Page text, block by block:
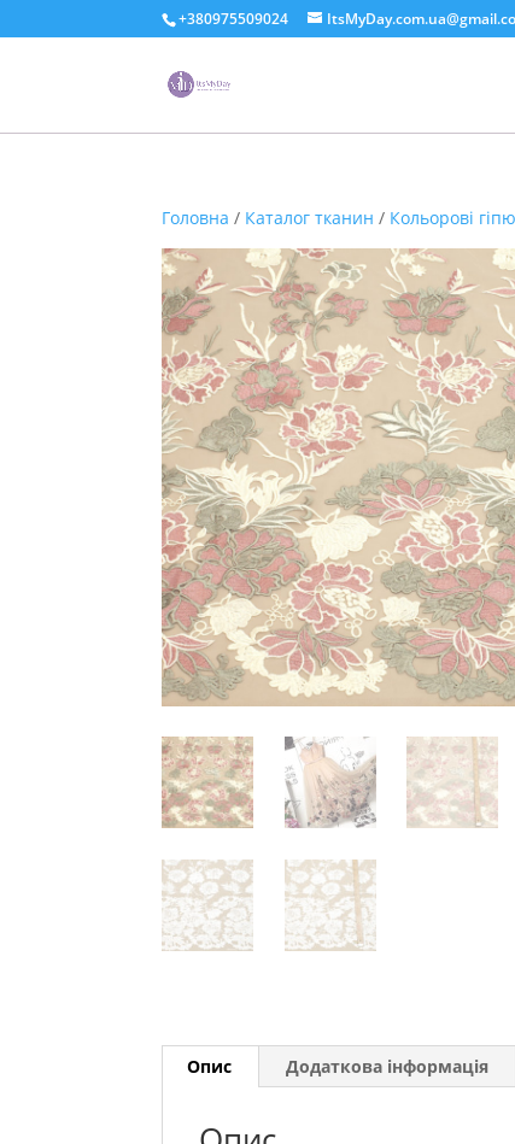
+380975509024
Головна / Каталог тканин / Кольорові
Опис Додаткова інформація